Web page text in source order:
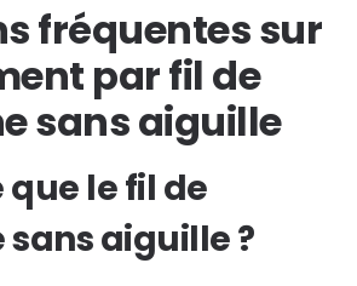
fréquentes sur
par fil de
sans aiguille
que le fil de
aiguille ?